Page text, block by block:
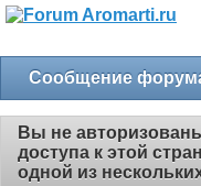
Сообщение
Вы не
доступа к этой
одной из